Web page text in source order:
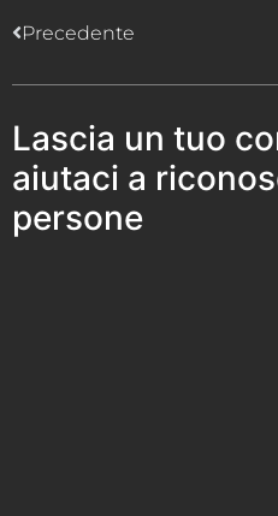
Precedente
Lascia un tuo
aiutaci a
persone